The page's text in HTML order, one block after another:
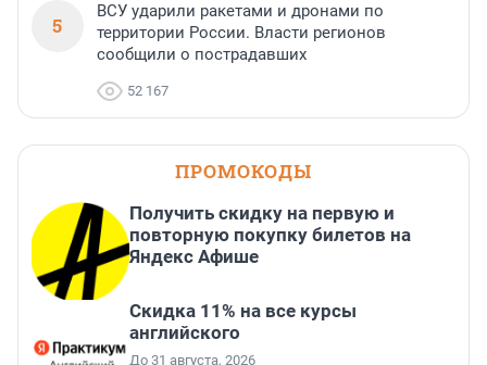
5
ВСУ ударили ракетами и дронами по
территории России. Власти регионов
сообщили о пострадавших
52 167
ПРОМОКОДЫ
Получить скидку на первую и
повторную покупку билетов на
Яндекс Афише
Скидка 11% на все курсы
английского
До 31 августа, 2026